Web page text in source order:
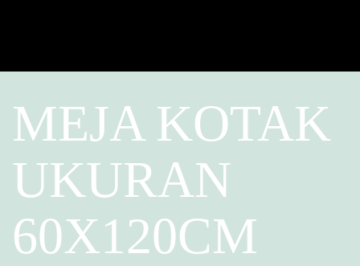
MEJA KOTAK
UKURAN
60X120CM